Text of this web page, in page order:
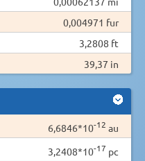
0,004971 fur
3,2808 ft
39,37 in
6,6846*10-12 au
3,2408*10-17 pc